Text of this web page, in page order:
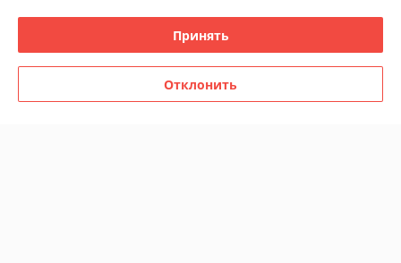
Принять
Отклонить